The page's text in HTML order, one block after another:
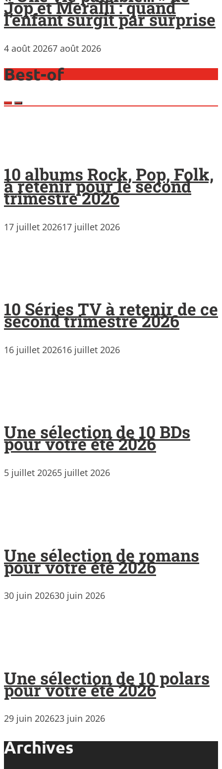
Jop et Meralli : quand
l’enfant surgit par surprise
4 août 20267 août 2026
Best-of
10 albums Rock, Pop, Folk,
à retenir pour le second
trimestre 2026
17 juillet 202617 juillet 2026
10 Séries TV à retenir de ce
second trimestre 2026
16 juillet 202616 juillet 2026
Une sélection de 10 BDs
pour votre été 2026
5 juillet 20265 juillet 2026
Une sélection de romans
pour votre été 2026
30 juin 202630 juin 2026
Une sélection de 10 polars
pour votre été 2026
29 juin 202623 juin 2026
Archives